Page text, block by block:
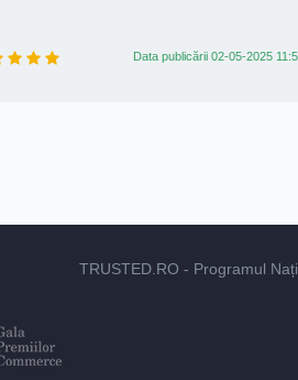
Data publicării 02-05-2025
TRUSTED.RO - Programul